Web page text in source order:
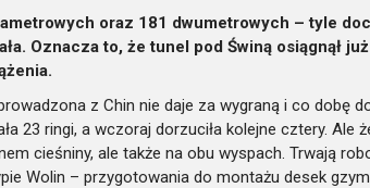
oraz 181 dwumetrowych – tyle
Oznacza to, że tunel pod Świną osiągnął
z Chin nie daje za wygraną i co dobę
23 ringi, a wczoraj dorzuciła kolejne cztery. Ale
cieśniny, ale także na obu wyspach. Trwają
Wolin – przygotowania do montażu desek